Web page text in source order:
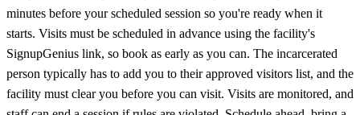
minutes before your scheduled session so you're ready when it
starts. Visits must be scheduled in advance using the facility's
SignupGenius link, so book as early as you can. The incarcerated
person typically has to add you to their approved visitors list, and the
facility must clear you before you can visit. Visits are monitored, and